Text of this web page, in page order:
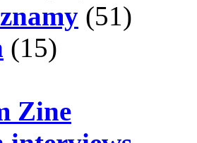
(51)
(15)
Zine